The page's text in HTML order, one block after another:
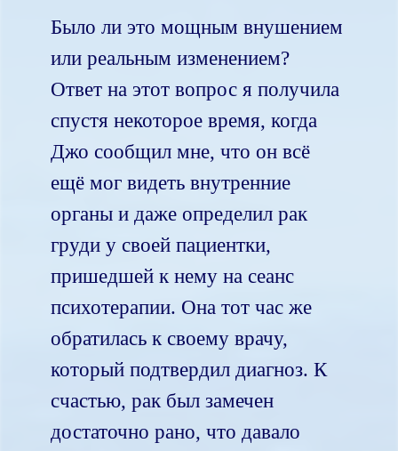
Было ли это мощным внушением
или реальным изменением?
Ответ на этот вопрос я получила
спустя некоторое время, когда
Джо сообщил мне, что он всё
ещё мог видеть внутренние
органы и даже определил рак
груди у своей пациентки,
пришедшей к нему на сеанс
психотерапии. Она тот час же
обратилась к своему врачу,
который подтвердил диагноз. К
счастью, рак был замечен
достаточно рано, что давало